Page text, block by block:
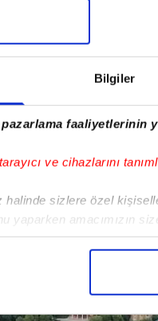
Bilgiler
faaliyetlerinin
ve cihazlarını
sizlere özel
yaparken amacımızın
elimizden gelen çabayı
bu çerezlere izin